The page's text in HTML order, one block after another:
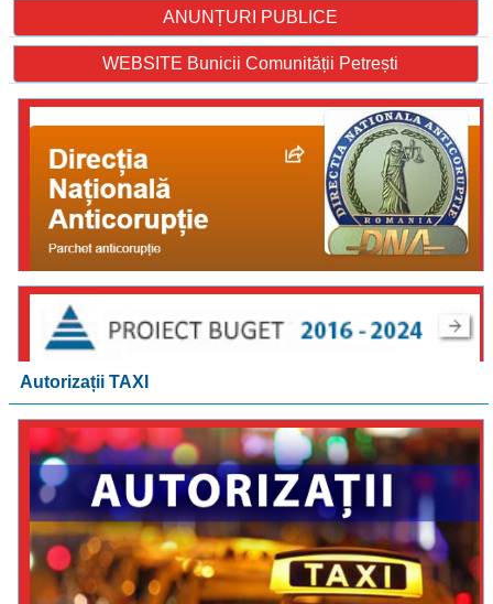
ANUNȚURI PUBLICE
WEBSITE Bunicii Comunității Petrești
Autorizații TAXI